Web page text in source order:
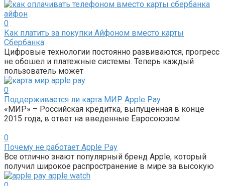
0
Как платить за покупки Айфоном вместо карты
Сбербанка
Цифровые технологии постоянно развиваются, прогресс
не обошел и платежные системы. Теперь каждый
пользователь может
0
Поддерживается ли карта МИР Apple Pay
«МИР» – Российская кредитка, выпущенная в конце
2015 года, в ответ на введенные Евросоюзом
0
Почему не работает Apple Pay
Все отлично знают популярный бренд Apple, который
получил широкое распространение в мире за высокую